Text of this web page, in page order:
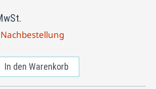
In den Warenkorb